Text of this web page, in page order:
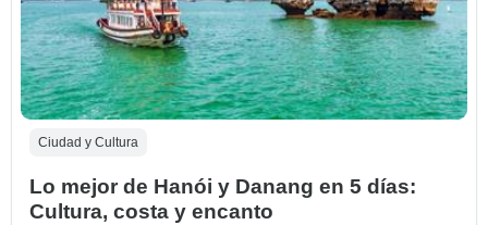
Ciudad y Cultura
Lo mejor de Hanói y Danang en 5 días:
Cultura, costa y encanto